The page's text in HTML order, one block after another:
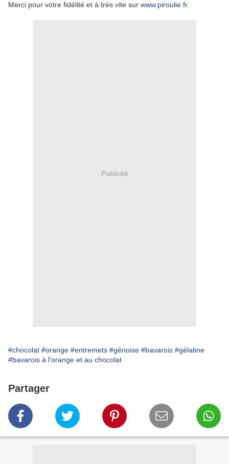
Merci pour votre fidélité et à très vite sur www.piroulie.fr.
Publicité
#chocolat #orange #entremets #génoise #bavarois #gélatine
#bavarois à l'orange et au chocolat
Partager